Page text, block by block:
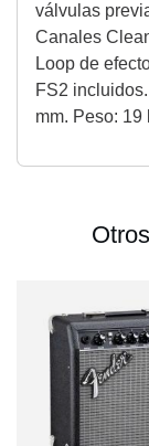
válvulas
Canales
Loop de
FS2
mm. Peso: 19